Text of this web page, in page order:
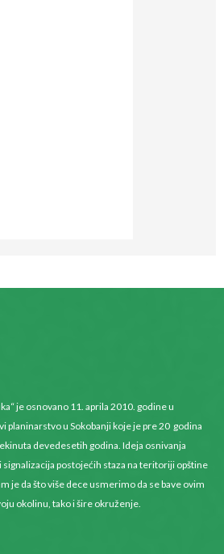
je osnovano 11. aprila 2010. godine u
planinarstvo u Sokobanji koje je pre 20 godina
devedesetih godina. Ideja osnivanja
signalizacija postojećih staza na teritoriji opštine
je da što više dece usmerimo da se bave ovim
okolinu, tako i šire okruženje.